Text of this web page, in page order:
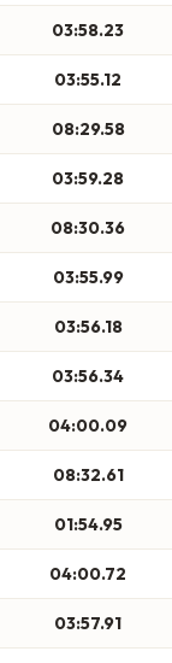
03:58.23
03:55.12
08:29.58
03:59.28
08:30.36
03:55.99
03:56.18
03:56.34
04:00.09
08:32.61
01:54.95
04:00.72
03:57.91